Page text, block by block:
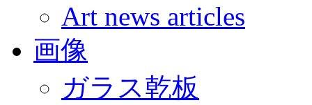
Art news articles
画像
ガラス乾板